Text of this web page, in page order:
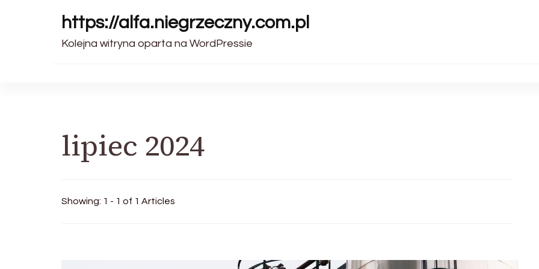
https://alfa.niegrzeczny.com.pl
Kolejna witryna oparta na WordPressie
lipiec 2024
Showing: 1 - 1 of 1 Articles